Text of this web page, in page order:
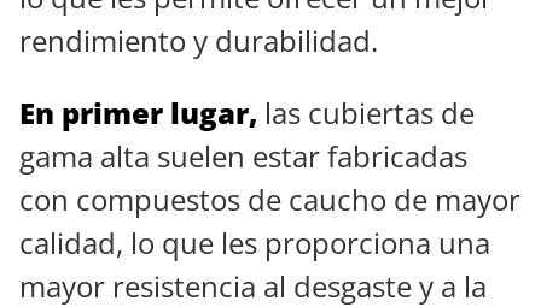
rendimiento y durabilidad.
En primer lugar, las cubiertas de
gama alta suelen estar fabricadas
con compuestos de caucho de mayor
calidad, lo que les proporciona una
mayor resistencia al desgaste y a la